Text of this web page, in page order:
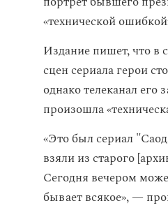
«технической
Издание пишет, что в
сцен сериала герои
однако телеканал
произошла
«Это был сериал
взяли из старого
Сегодня вечером
бывает всякое», —